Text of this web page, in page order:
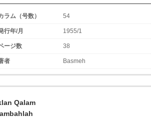
ラム（号数） 54
行年/月 1955/1
ージ数 38
者 Basmeh
Qalam